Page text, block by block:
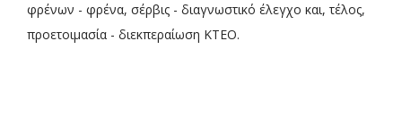
φρένων - φρένα, σέρβις - διαγνωστικό έλεγχο και, τέλος,
προετοιμασία - διεκπεραίωση ΚΤΕΟ.